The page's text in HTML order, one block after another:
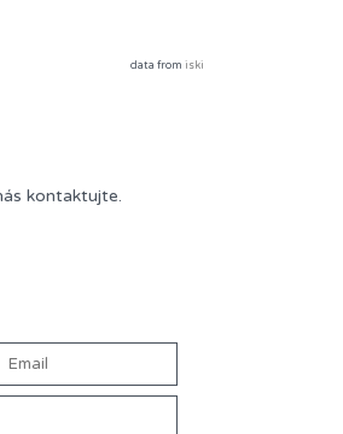
data from iski
kontaktujte.